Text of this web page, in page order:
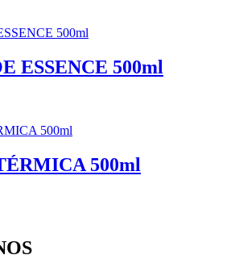
ESSENCE 500ml
500ml